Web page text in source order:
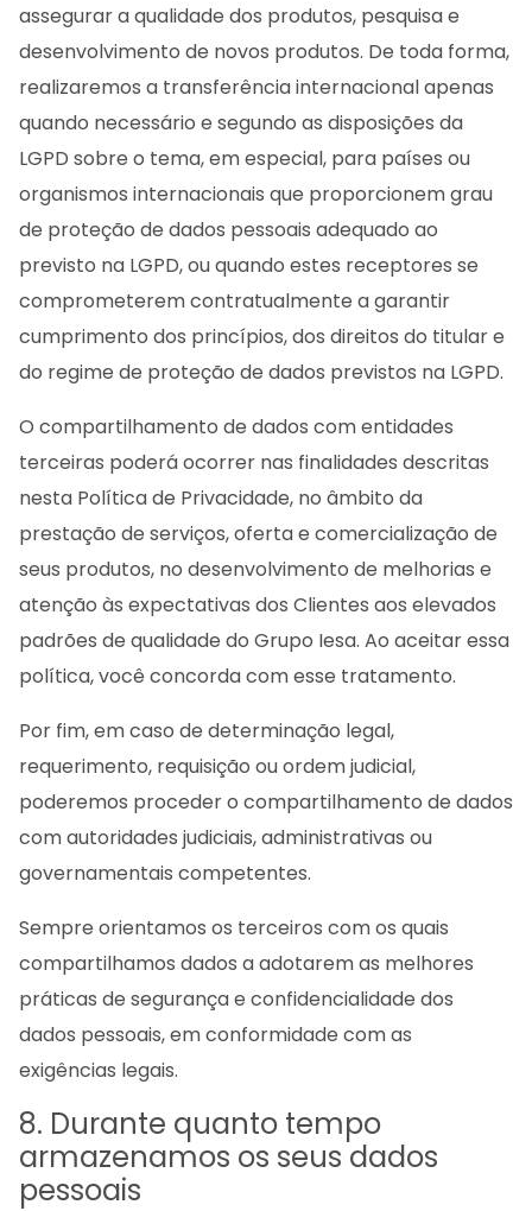
assegurar a qualidade dos produtos, pesquisa e
desenvolvimento de novos produtos. De toda forma,
realizaremos a transferência internacional apenas
quando necessário e segundo as disposições da
LGPD sobre o tema, em especial, para países ou
organismos internacionais que proporcionem grau
de proteção de dados pessoais adequado ao
previsto na LGPD, ou quando estes receptores se
comprometerem contratualmente a garantir
cumprimento dos princípios, dos direitos do titular e
do regime de proteção de dados previstos na LGPD.
O compartilhamento de dados com entidades
terceiras poderá ocorrer nas finalidades descritas
nesta Política de Privacidade, no âmbito da
prestação de serviços, oferta e comercialização de
seus produtos, no desenvolvimento de melhorias e
atenção às expectativas dos Clientes aos elevados
padrões de qualidade do Grupo Iesa. Ao aceitar essa
política, você concorda com esse tratamento.
Por fim, em caso de determinação legal,
requerimento, requisição ou ordem judicial,
poderemos proceder o compartilhamento de dados
com autoridades judiciais, administrativas ou
governamentais competentes.
Sempre orientamos os terceiros com os quais
compartilhamos dados a adotarem as melhores
práticas de segurança e confidencialidade dos
dados pessoais, em conformidade com as
exigências legais.
8. Durante quanto tempo
armazenamos os seus dados
pessoais